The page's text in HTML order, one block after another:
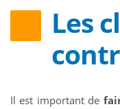
Les
Il est important de